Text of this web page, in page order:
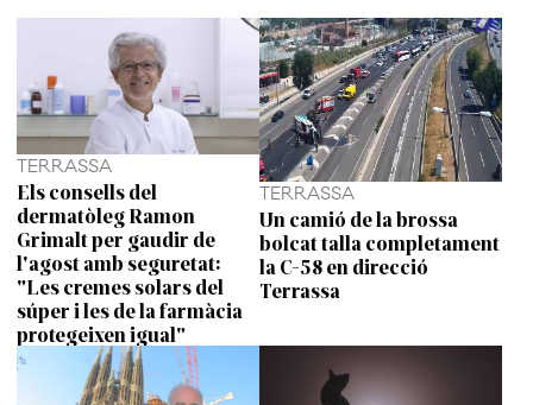
TERRASSA
Els consells del
dermatòleg Ramon
Grimalt per gaudir de
l'agost amb seguretat:
"Les cremes solars del
súper i les de la farmàcia
protegeixen igual"
TERRASSA
Un camió de la brossa
bolcat talla completament
la C-58 en direcció
Terrassa